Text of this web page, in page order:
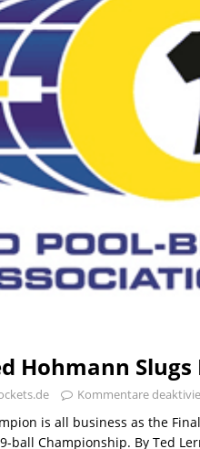
Hohmann Slugs
Kommentare
is all business as the
ball Championship. By Ted